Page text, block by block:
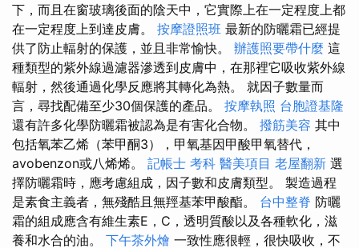
下，而且在窗玻璃後面的陰天中，它實際上在一定程度上都
在一定程度上到達皮膚。 按摩證照班 最新的防曬霜已經提
供了防止輻射的保護，並且非常愉快。 辦護照要帶什麼 這
種類型的紫外線過濾器滲透到皮膚中，在那裡它吸收紫外線
輻射，然後通過化學反應將其轉化為熱。 就因子數量而
言，尋找配備至少30個保護的產品。 按摩執照 台胞證基隆
還有許多化學防曬霜被認為是有害化合物。 撥筋美容 其中
包括氧苯乙烯（苯甲酮3），甲氧基因甲酸甲氧替代，
avobenzon或八烯烯。 記帳士 考科 醫美項目 老屋翻新 選
擇防曬霜時，應考慮組成，因子數和皮膚類型。 製造過程
是素食主義者，無殘酷且無羥基苯甲酸酯。 台中整脊 防曬
霜的組成應含有維生素E，C，透明質酸以及各種軟化，滋
養和水合的油。 下午茶外燴 一致性應很輕，很快吸收，不